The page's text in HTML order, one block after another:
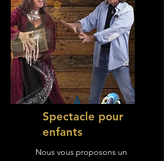
Spectacle pour
enfants
Nous vous proposons un